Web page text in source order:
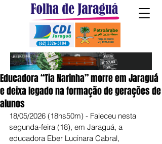
Educadora “Tia Narinha” morre em Jaraguá
e deixa legado na formação de gerações de
alunos
18/05/2026 (18hs50m) - Faleceu nesta
segunda-feira (18), em Jaraguá, a
educadora Eber Lucinara Cabral,